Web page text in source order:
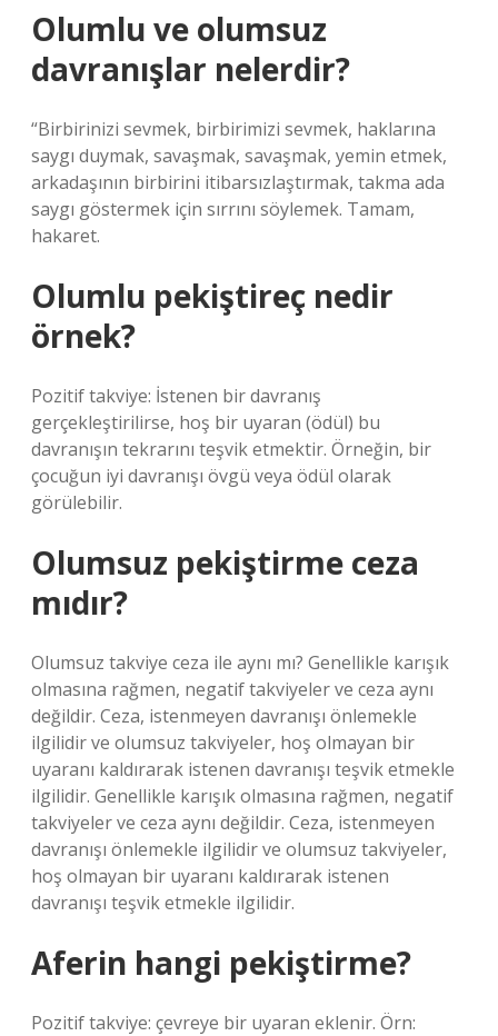
Olumlu ve olumsuz
davranışlar nelerdir?
“Birbirinizi sevmek, birbirimizi sevmek, haklarına
saygı duymak, savaşmak, savaşmak, yemin etmek,
arkadaşının birbirini itibarsızlaştırmak, takma ada
saygı göstermek için sırrını söylemek. Tamam,
hakaret.
Olumlu pekiştireç nedir
örnek?
Pozitif takviye: İstenen bir davranış
gerçekleştirilirse, hoş bir uyaran (ödül) bu
davranışın tekrarını teşvik etmektir. Örneğin, bir
çocuğun iyi davranışı övgü veya ödül olarak
görülebilir.
Olumsuz pekiştirme ceza
mıdır?
Olumsuz takviye ceza ile aynı mı? Genellikle karışık
olmasına rağmen, negatif takviyeler ve ceza aynı
değildir. Ceza, istenmeyen davranışı önlemekle
ilgilidir ve olumsuz takviyeler, hoş olmayan bir
uyaranı kaldırarak istenen davranışı teşvik etmekle
ilgilidir. Genellikle karışık olmasına rağmen, negatif
takviyeler ve ceza aynı değildir. Ceza, istenmeyen
davranışı önlemekle ilgilidir ve olumsuz takviyeler,
hoş olmayan bir uyaranı kaldırarak istenen
davranışı teşvik etmekle ilgilidir.
Aferin hangi pekiştirme?
Pozitif takviye: çevreye bir uyaran eklenir. Örn: